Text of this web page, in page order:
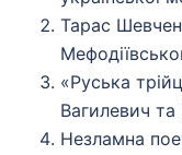
Тарас
«Руська
Вагилевич та
Незламна